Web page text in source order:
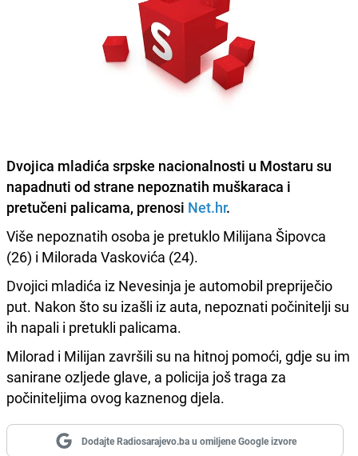
Dvojica mladića srpske nacionalnosti u Mostaru su
napadnuti od strane nepoznatih muškaraca i
pretučeni palicama, prenosi Net.hr.
Više nepoznatih osoba je pretuklo Milijana Šipovca
(26) i Milorada Vaskovića (24).
Dvojici mladića iz Nevesinja je automobil prepriječio
put. Nakon što su izašli iz auta, nepoznati počinitelji su
ih napali i pretukli palicama.
Milorad i Milijan završili su na hitnoj pomoći, gdje su im
sanirane ozljede glave, a policija još traga za
počiniteljima ovog kaznenog djela.
Dodajte Radiosarajevo.ba u omiljene Google izvore